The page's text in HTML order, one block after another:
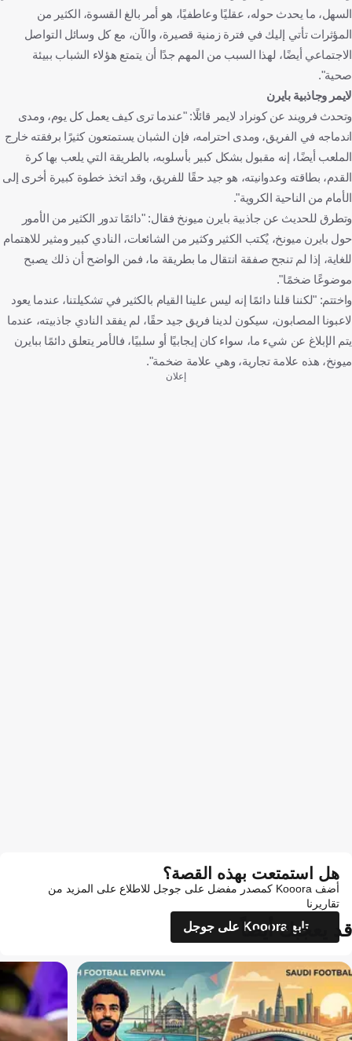
السهل، ما يحدث حوله، عقليًا وعاطفيًا، هو أمر بالغ القسوة، الكثير من
المؤثرات تأتي إليك في فترة زمنية قصيرة، والآن، مع كل وسائل التواصل
الاجتماعي أيضًا، لهذا السبب من المهم جدًا أن يتمتع هؤلاء الشباب ببيئة
صحية".
لايمر وجاذبية بايرن
وتحدث فرويند عن كونراد لايمر قائلًا: "عندما ترى كيف يعمل كل يوم، ومدى
اندماجه في الفريق، ومدى احترامه، فإن الشبان يستمتعون كثيرًا برفقته خارج
الملعب أيضًا، إنه مقبول بشكل كبير بأسلوبه، بالطريقة التي يلعب بها كرة
القدم، بطاقته وعدوانيته، هو جيد حقًا للفريق، وقد اتخذ خطوة كبيرة أخرى إلى
الأمام من الناحية الكروية".
وتطرق للحديث عن جاذبية بايرن ميونخ فقال: "دائمًا تدور الكثير من الأمور
حول بايرن ميونخ، يُكتب الكثير وكثير من الشائعات، النادي كبير ومثير للاهتمام
للغاية، إذا لم تنجح صفقة انتقال ما بطريقة ما، فمن الواضح أن ذلك يصبح
موضوعًا ضخمًا".
واختتم: "لكننا قلنا دائمًا إنه ليس علينا القيام بالكثير في تشكيلتنا، عندما يعود
لاعبونا المصابون، سيكون لدينا فريق جيد حقًا، لم يفقد النادي جاذبيته، عندما
يتم الإبلاغ عن شيء ما، سواء كان إيجابيًا أو سلبيًا، فالأمر يتعلق دائمًا ببايرن
ميونخ، هذه علامة تجارية، وهي علامة ضخمة".
إعلان
هل استمتعت بهذه القصة؟
أضف Kooora كمصدر مفضل على جوجل للاطلاع على المزيد من
تقاريرنا
تابع Kooora على جوجل
قد يعجبك أيضاً